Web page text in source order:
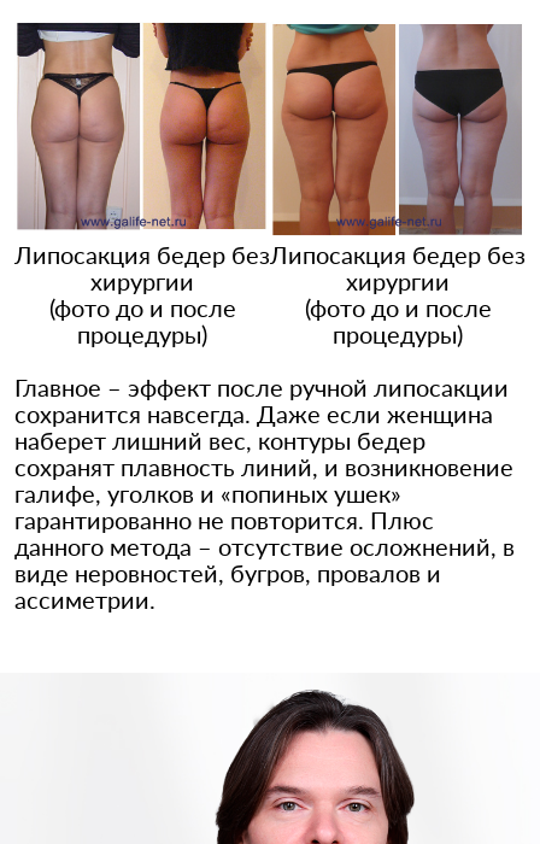
Липосакция бедер без
хирургии
(фото до и после
процедуры)
Липосакция бедер без
хирургии
(фото до и после
процедуры)
Главное – эффект после ручной липосакции
сохранится навсегда. Даже если женщина
наберет лишний вес, контуры бедер
сохранят плавность линий, и возникновение
галифе, уголков и «попиных ушек»
гарантированно не повторится. Плюс
данного метода – отсутствие осложнений, в
виде неровностей, бугров, провалов и
ассиметрии.